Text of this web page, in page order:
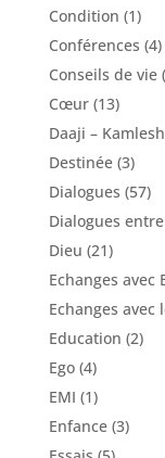
Condition (1)
Conférences (4)
Conseils de vie
Cœur(13)
Daaji –
Destinée(3)
Dialogues (57)
Dialogues
Dieu (21)
Echanges avec
Echanges avec
Education (2)
Ego(4)
EMI (1)
Enfance(3)